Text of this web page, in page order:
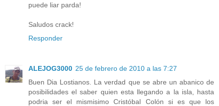
puede liar parda!
Saludos crack!
Responder
ALEJOG3000 25 de febrero de 2010 a las 7:27
Buen Dia Lostianos. La verdad que se abre un abanico de
posibilidades el saber quien esta llegando a la isla, hasta
podria ser el mismisimo Cristóbal Colón si es que los